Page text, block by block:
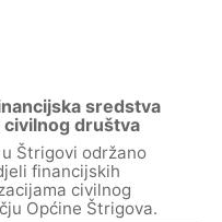
sredstva
civilnog društva
Štrigovi održano
financijskih
civilnog
Općine Štrigova.